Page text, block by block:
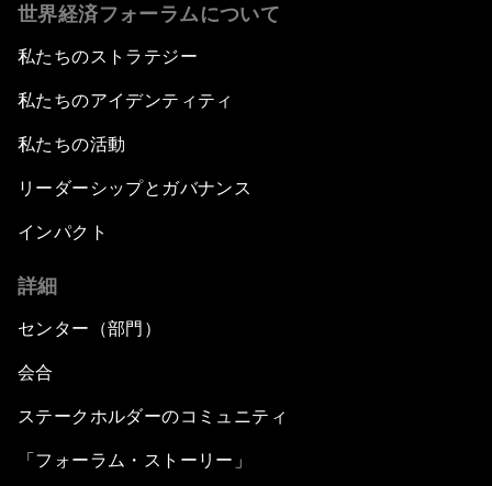
世界経済フォーラムについて
私たちのストラテジー
私たちのアイデンティティ
私たちの活動
リーダーシップとガバナンス
インパクト
詳細
センター（部門）
会合
ステークホルダーのコミュニティ
「フォーラム・ストーリー」